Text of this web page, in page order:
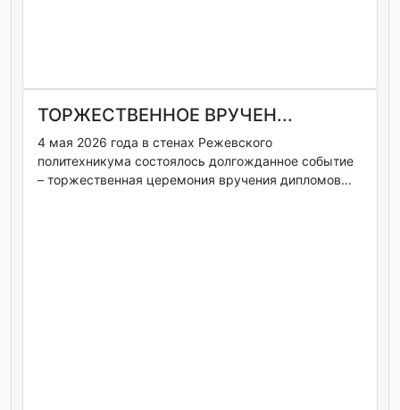
ТОРЖЕСТВЕННОЕ ВРУЧЕН...
4 мая 2026 года в стенах Режевского
политехникума состоялось долгожданное событие
– торжественная церемония вручения дипломов...